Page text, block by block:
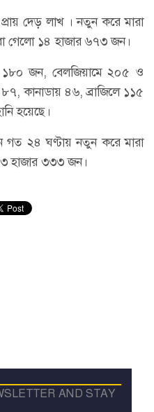
দেড় লাখ । নতুন করে মারা
গেলো ১৪ হাজার ৬৭৩ জন।
১৮০ জন, বেলজিয়ামে ২০৫ ও
কানাডায় ৪৬, ব্রাজিলে ১১৫
হয়েছে।
গত ২৪ ঘণ্টায় নতুন করে মারা
৩ হাজার ৩৩৩ জন।
AND STAY